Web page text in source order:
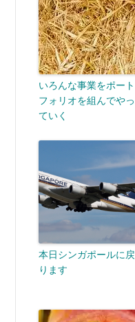
いろんな事業をポート
フォリオを組んでやっ
ていく
本日シンガポールに戻
ります